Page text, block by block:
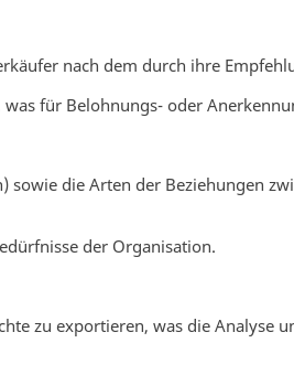
nach dem durch ihre
für Belohnungs- oder
die Arten der Beziehungen
der Organisation.
zu exportieren, was die Analyse